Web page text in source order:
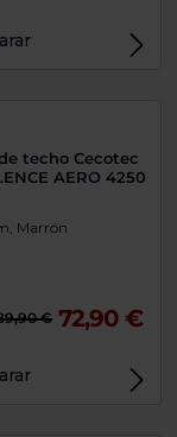
techo Cecotec
AERO 4250
Marrón
€ 72,90 €